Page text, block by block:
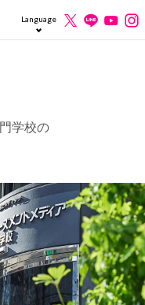
Language
学校の